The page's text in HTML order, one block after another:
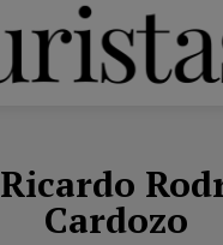
Ricardo
Cardozo